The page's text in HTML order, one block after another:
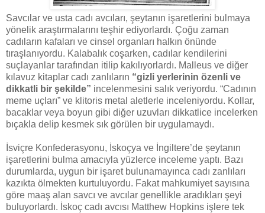
Savcılar ve usta cadı avcıları, şeytanın işaretlerini bulmaya
yönelik araştırmalarını teşhir ediyorlardı. Çoğu zaman
cadıların kafaları ve cinsel organları halkın önünde
tıraşlanıyordu. Kalabalık coşarken, cadılar kendilerini
suçlayanlar tarafından itilip kakılıyorlardı. Malleus ve diğer
kılavuz kitaplar cadı zanlıların “gizli yerlerinin özenli ve
dikkatli bir şekilde” incelenmesini salık veriyordu. “Cadının
meme uçları” ve klitoris metal aletlerle inceleniyordu. Kollar,
bacaklar veya boyun gibi diğer uzuvları dikkatlice incelerken
bıçakla delip kesmek sık görülen bir uygulamaydı.
İsviçre Konfederasyonu, İskoçya ve İngiltere’de şeytanın
işaretlerini bulma amacıyla yüzlerce inceleme yaptı. Bazı
durumlarda, uygun bir işaret bulunamayınca cadı zanlıları
kazıkta ölmekten kurtuluyordu. Fakat mahkumiyet sayısına
göre maaş alan savcı ve avcılar genellikle aradıkları şeyi
buluyorlardı. İskoç cadı avcısı Matthew Hopkins işlere tek